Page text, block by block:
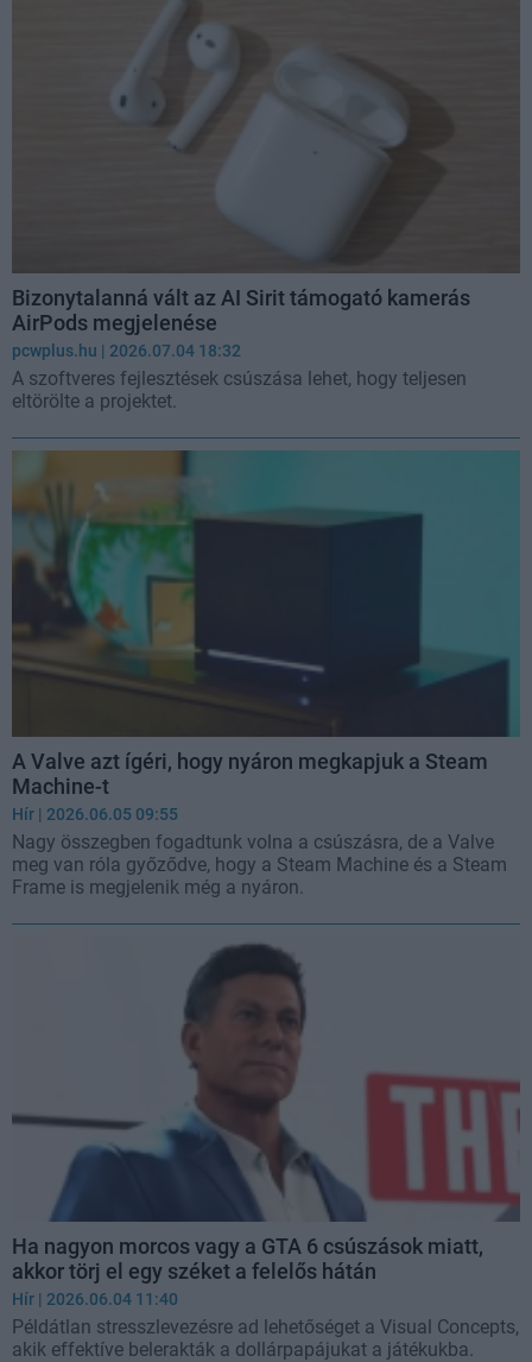
Bizonytalanná vált az AI Sirit támogató kamerás
AirPods megjelenése
pcwplus.hu | 2026.07.04 18:32
A szoftveres fejlesztések csúszása lehet, hogy teljesen
eltörölte a projektet.
A Valve azt ígéri, hogy nyáron megkapjuk a Steam
Machine-t
Hír | 2026.06.05 09:55
Nagy összegben fogadtunk volna a csúszásra, de a Valve
meg van róla győződve, hogy a Steam Machine és a Steam
Frame is megjelenik még a nyáron.
Ha nagyon morcos vagy a GTA 6 csúszások miatt,
akkor törj el egy széket a felelős hátán
Hír | 2026.06.04 11:40
Példátlan stresszlevezésre ad lehetőséget a Visual Concepts,
akik effektíve belerakták a dollárpapájukat a játékukba.